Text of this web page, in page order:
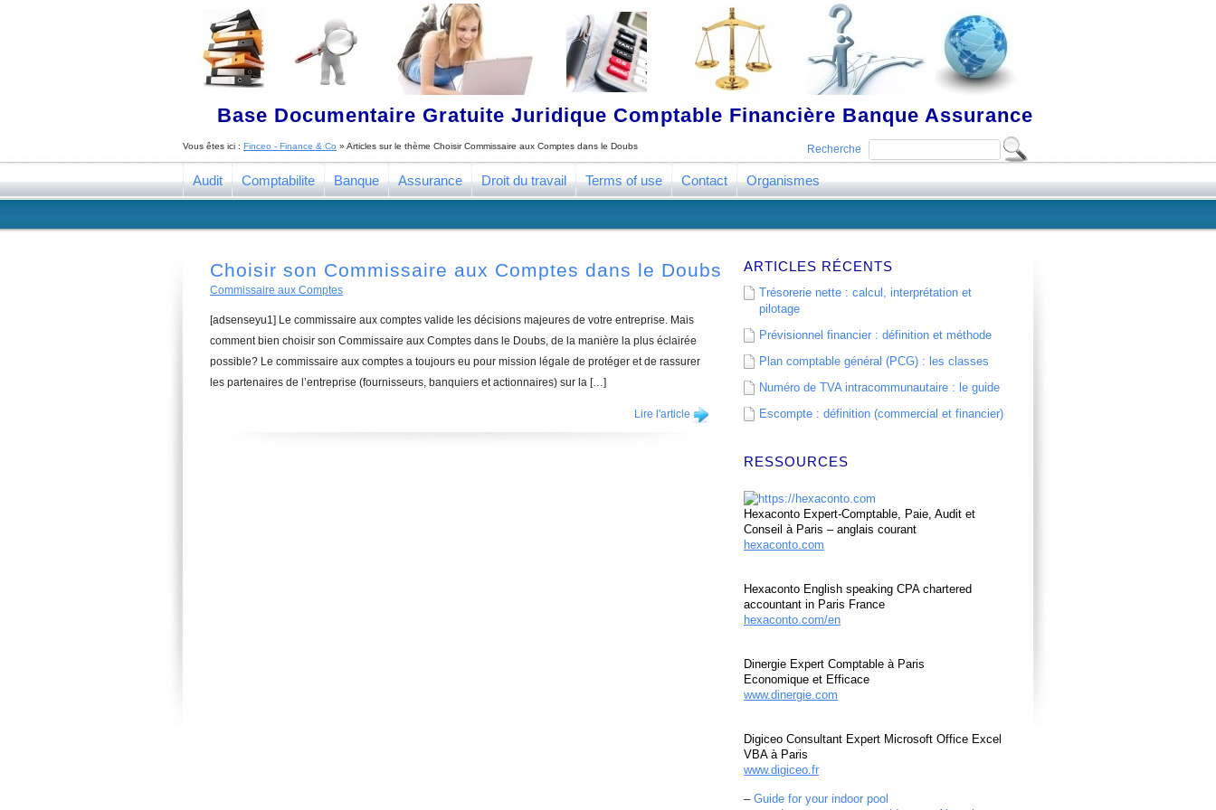
Base Documentaire Gratuite Juridique Comptable Financière Banque Assurance
Recherche
Vous êtes ici : Finceo - Finance & Co » Articles sur le thème Choisir Commissaire aux Comptes dans le Doubs
Audit Comptabilite Banque Assurance Droit du travail Terms of use Contact Organismes
Choisir son Commissaire aux Comptes dans le Doubs
Commissaire aux Comptes
[adsenseyu1] Le commissaire aux comptes valide les décisions majeures de votre entreprise. Mais
comment bien choisir son Commissaire aux Comptes dans le Doubs, de la manière la plus éclairée
possible? Le commissaire aux comptes a toujours eu pour mission légale de protéger et de rassurer
les partenaires de l’entreprise (fournisseurs, banquiers et actionnaires) sur la […]
Lire l'article
ARTICLES RÉCENTS
Trésorerie nette : calcul, interprétation et
pilotage
Prévisionnel financier : définition et méthode
Plan comptable général (PCG) : les classes
Numéro de TVA intracommunautaire : le guide
Escompte : définition (commercial et financier)
RESSOURCES
Hexaconto Expert-Comptable, Paie, Audit et
Conseil à Paris – anglais courant
hexaconto.com
Hexaconto English speaking CPA chartered
accountant in Paris France
hexaconto.com/en
Dinergie Expert Comptable à Paris
Economique et Efficace
www.dinergie.com
Digiceo Consultant Expert Microsoft Office Excel
VBA à Paris
www.digiceo.fr
– Guide for your indoor pool